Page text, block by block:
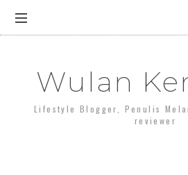
Wulan
Lifestyle Blogger, Penulis
reviewer